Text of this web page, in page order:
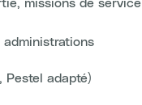
Pestel adapté)